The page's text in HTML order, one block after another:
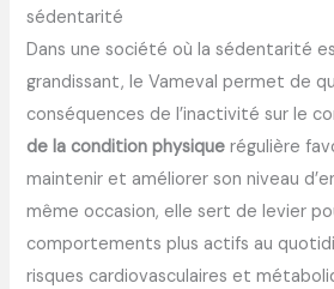
sédentarité
Dans une société où la sédentarité
grandissant, le Vameval permet de
conséquences de l’inactivité sur le
de la condition physique régulière
maintenir et améliorer son niveau
même occasion, elle sert de levier
comportements plus actifs au
risques cardiovasculaires et